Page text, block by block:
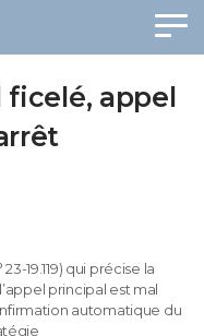
appel
19.119) qui précise la
principal est mal
automatique du